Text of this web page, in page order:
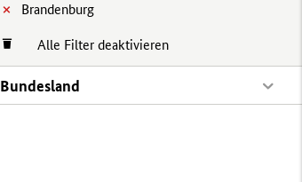
Brandenburg
Alle Filter deaktivieren
Bundesland